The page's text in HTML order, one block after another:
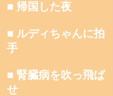
■ 帰国した夜
■ ルディちゃんに拍
手
■ 腎臓病を吹っ飛ば
せ